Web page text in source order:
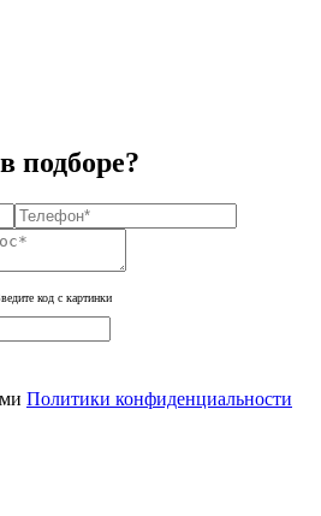
подборе?
код с картинки
Политики конфиденциальности